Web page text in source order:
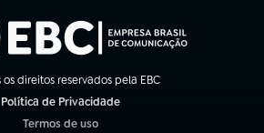
os direitos reservados pela EBC
Política de Privacidade
Termos de uso